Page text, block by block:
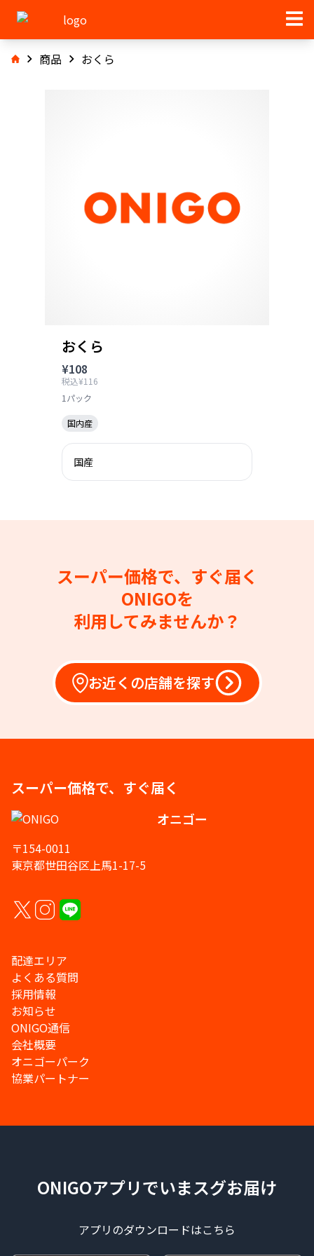
商品 おくら
おくら
¥108
税込¥116
1パック
国内産
国産
スーパー価格で、すぐ届く
ONIGOを
利用してみませんか？
お近くの店舗を探す
スーパー価格で、すぐ届く
オニゴー
〒154-0011
東京都世田谷区上馬1-17-5
配達エリア
よくある質問
採用情報
お知らせ
ONIGO通信
会社概要
オニゴーパーク
協業パートナー
ONIGOアプリでいまスグお届け
アプリのダウンロードはこちら